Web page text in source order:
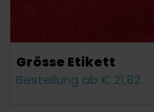
Grösse Etikett
Bestellung ab € 21,82